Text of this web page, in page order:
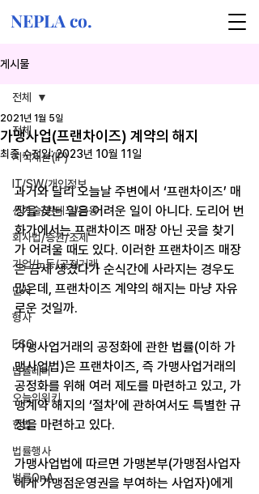
NEPLA co.
게시물
전체
지식재산(IP)
IT/SW/개인정보
신기술/핀테크/금융
회사법/증권/조세
기업/노동/공정거래
민사
형사
ESG
법률레터
오늘의위키
헌법
법률행사
법률QnA
전체
가맹사업(프랜차이즈) 계약의 해지
2021년 1월 5일
최종 수정일:2023년 10월 11일
과거와 달리 오늘날 주변에서 ‘프랜차이즈’ 매
장을 찾는 일은 어려운 일이 아니다. 도리어 번
화가에서는 프랜차이즈 매장 아닌 곳을 찾기
가 어려울 때도 있다. 이러한 프랜차이즈 매장
은 금세 생겼다가 순식간에 사라지는 경우도
많은데, 프랜차이즈 계약의 해지는 마냥 자유
로운 것일까.
가맹사업거래의 공정화에 관한 법률(이하 가
맹사업법)은 프랜차이즈, 즉 가맹사업거래의
공정화를 위해 여러 제도를 마련하고 있고, 가
맹계약 해지의 ‘절차’에 관하여서도 특별한 규
정을 마련하고 있다.
가맹사업법에 따르면 가맹본부(가맹점사업자
에게 가맹점운영권을 부여하는 사업자)에게